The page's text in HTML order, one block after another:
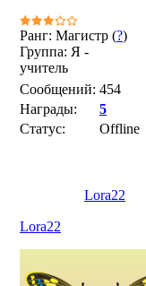
Ранг: Магистр (?)
Группа: Я -
учитель
Сообщений: 454
Награды:
5
Статус:
Offline
Lora22
Lora22